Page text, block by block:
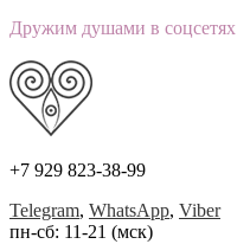
Дружим душами в соцсетях
+7 929 823-38-99
Telegram, WhatsApp, Viber
пн-сб: 11-21 (мск)